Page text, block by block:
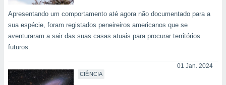
a
parte
Apresentando um comportamento até agora não documentado para a
sua espécie, foram registados peneireiros americanos que se
aventuraram a sair das suas casas atuais para procurar territórios
futuros.
CIÊNCIA
01 Jan. 2024